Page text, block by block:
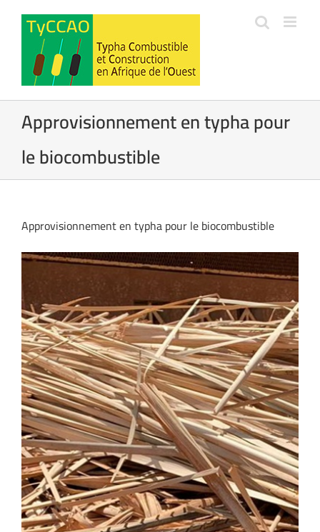
contenu
Approvisionnement en typha pour
le biocombustible
Approvisionnement en typha pour le biocombustible
Voir
agrandie